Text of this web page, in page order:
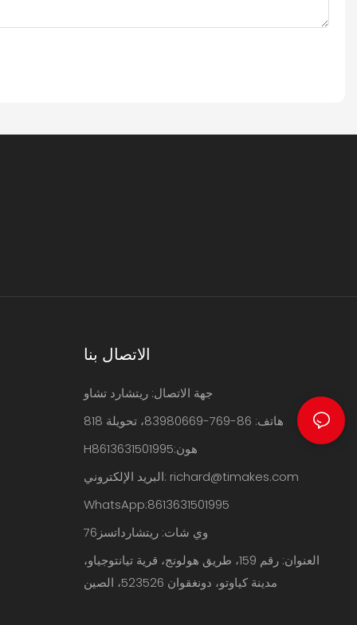
الاتصال بنا
جهة الاتصال: ريتشارد تشاو
هاتف: 86-769-83980669، تحويلة 818
Hهون:8613631501995
البريد الإلكتروني: richard@timakes.com
WhatsApp:8613631501995
وي شات: ريتشارداتسز76
العنوان: رقم 159، طريق هولونج، قرية تيانتوجياو،
مدينة كياوتو، دونغقوان 523526، الصين